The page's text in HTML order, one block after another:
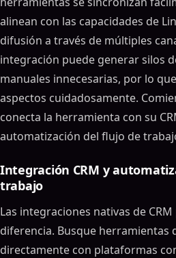
alinean con las capacidades de
difusión a través de múltiples
integración puede generar silos
manuales innecesarias, por lo
aspectos cuidadosamente.
conecta la herramienta con su
automatización del flujo de
Integración CRM y
trabajo
Las integraciones nativas de
diferencia. Busque herramientas
directamente con plataformas